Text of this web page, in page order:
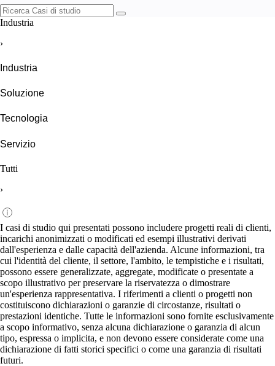
Industria
›
Industria
Soluzione
Tecnologia
Servizio
Tutti
›
I casi di studio qui presentati possono includere progetti reali di clienti,
incarichi anonimizzati o modificati ed esempi illustrativi derivati
dall'esperienza e dalle capacità dell'azienda. Alcune informazioni, tra
cui l'identità del cliente, il settore, l'ambito, le tempistiche e i risultati,
possono essere generalizzate, aggregate, modificate o presentate a
scopo illustrativo per preservare la riservatezza o dimostrare
un'esperienza rappresentativa. I riferimenti a clienti o progetti non
costituiscono dichiarazioni o garanzie di circostanze, risultati o
prestazioni identiche. Tutte le informazioni sono fornite esclusivamente
a scopo informativo, senza alcuna dichiarazione o garanzia di alcun
tipo, espressa o implicita, e non devono essere considerate come una
dichiarazione di fatti storici specifici o come una garanzia di risultati
futuri.